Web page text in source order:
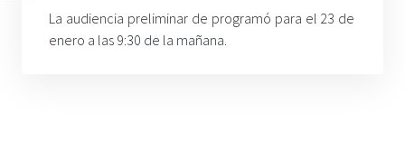
La audiencia preliminar de programó para el 23 de
enero a las 9:30 de la mañana.